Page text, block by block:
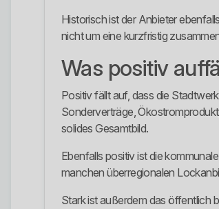
Historisch ist der Anbieter
nicht um eine kurzfristig
Was positiv
Positiv fällt auf, dass die
Sonderverträge,
solides Gesamtbild.
Ebenfalls positiv ist die
manchen überregionalen
Stark ist außerdem das öffentlich